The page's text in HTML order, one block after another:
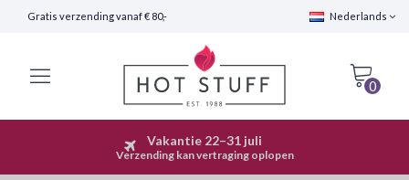
Gratis verzending vanaf € 80,- Nederlands
0
Snelle Verzending (24 uur)
Vakantie 22–31 juli
Verzending kan vertraging oplopen